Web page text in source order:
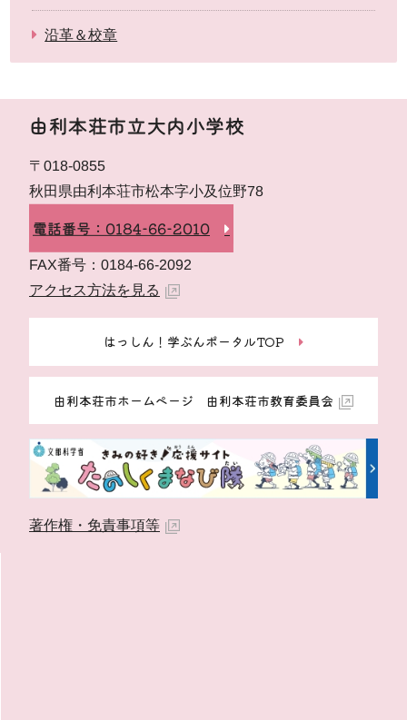
沿革＆校章
由利本荘市立大内小学校
〒018-0855
秋田県由利本荘市松本字小及位野78
電話番号：0184-66-2010
FAX番号：0184-66-2092
アクセス方法を見る
はっしん！学ぶんポータルTOP
由利本荘市ホームページ 由利本荘市教育委員会
著作権・免責事項等